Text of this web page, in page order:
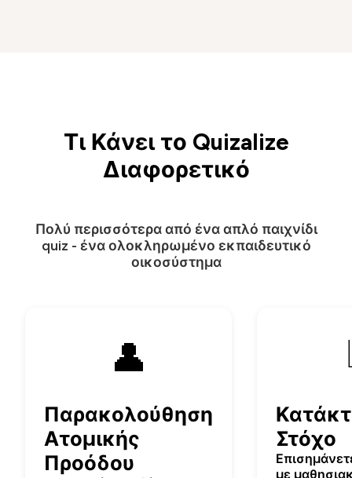
Τι Κάνει το Quizalize
Διαφορετικό
Πολύ περισσότερα από ένα απλό παιχνίδι
quiz - ένα ολοκληρωμένο εκπαιδευτικό
οικοσύστημα
👤
Παρακολούθηση
Ατομικής
Προόδου
Στόχο
με